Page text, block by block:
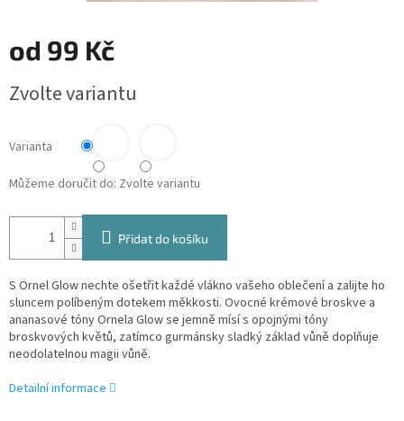
od 99 Kč
cena:
Zvolte variantu
Varianta
Můžeme doručit do: Zvolte variantu
Přidat do košíku
S Ornel Glow nechte ošetřit každé vlákno vašeho oblečení a zalijte ho
sluncem políbeným dotekem měkkosti. Ovocné krémové broskve a
ananasové tóny Ornela Glow se jemně mísí s opojnými tóny
broskvových květů, zatímco gurmánsky sladký základ vůně doplňuje
neodolatelnou magii vůně.
Detailní informace